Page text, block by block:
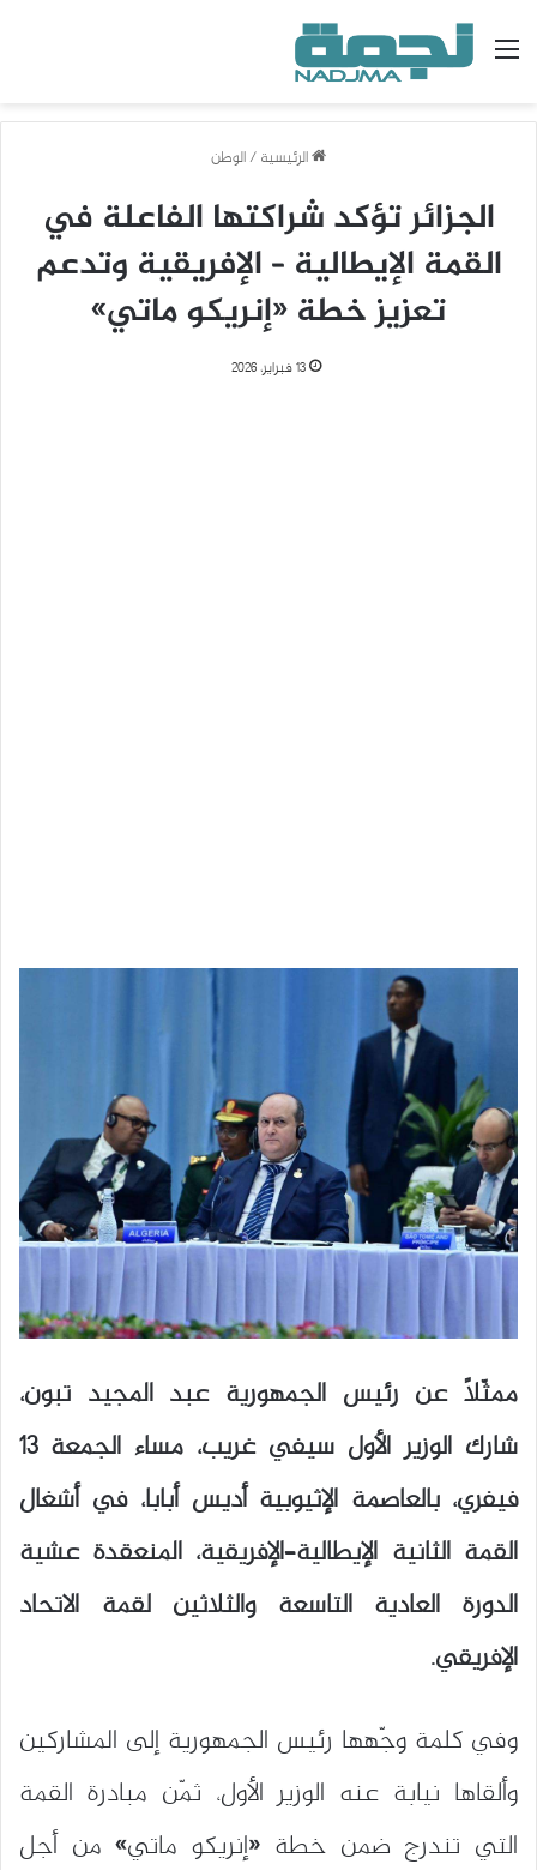
القائمة
الرئيسية/الوطن
الجزائر تؤكد شراكتها الفاعلة في
القمة الإيطالية – الإفريقية وتدعم
تعزيز خطة «إنريكو ماتي»
13 فبراير، 2026
ممثّلًا عن رئيس الجمهورية عبد المجيد تبون،
شارك الوزير الأول سيفي غريب، مساء الجمعة 13
فيفري، بالعاصمة الإثيوبيةأديس أبابا، في أشغال
القمة الثانية الإيطالية–الإفريقية، المنعقدة عشية
الدورة العادية التاسعة والثلاثين لقمة الاتحاد
الإفريقي.
وفي كلمة وجّهها رئيس الجمهورية إلى المشاركين
وألقاها نيابة عنه الوزير الأول، ثمّن مبادرة القمة
التي تندرج ضمن خطة «إنريكو ماتي» من أجل